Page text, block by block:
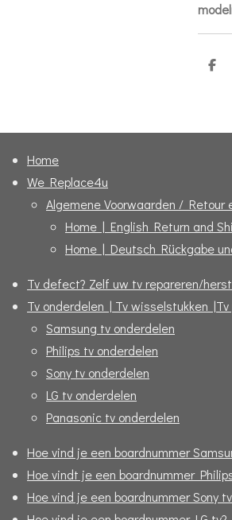
D
Home
We Replace4u
Algemene Voorwaarden / Retour
Home | English Return and
Home | Deutsch Rückgabe
Tv defect? Zelf uw tv repareren/
Tv onderdelen | Tv wisselstukken
Samsung tv onderdelen
Philips tv onderdelen
Sony tv onderdelen
LG tv onderdelen
Panasonic tv onderdelen
Hoe vind je een boardnummer
Hoe vindt je een boardnummer
Hoe vind je een boardnummer Sony